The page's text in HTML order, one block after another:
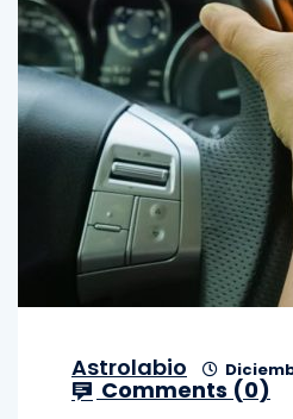
Astrolabio
Comments (0)